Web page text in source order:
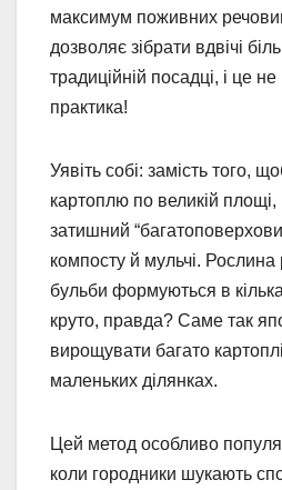
максимум поживних
дозволяє зібрати вдвічі
традиційній посадці, і це
практика!
Уявіть собі: замість того,
картоплю по великій площі,
затишний
компосту й мульчі. Рослина
бульби формуються в
круто, правда? Саме так
вирощувати багато
маленьких ділянках.
Цей метод особливо
коли городники шукають